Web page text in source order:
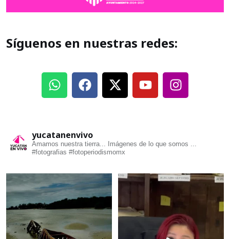
Síguenos en nuestras redes:
yucatanenvivo
Amamos nuestra tierra... Imágenes de lo que somos ...
#fotografias #fotoperiodismomx